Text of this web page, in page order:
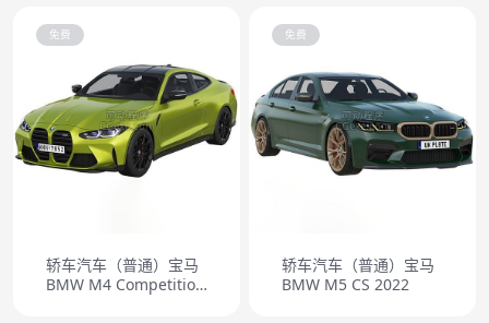
免费
轿车汽车（普通）宝马
BMW M4 Competition
免费
轿车汽车（普通）宝马
BMW M5 CS 2022